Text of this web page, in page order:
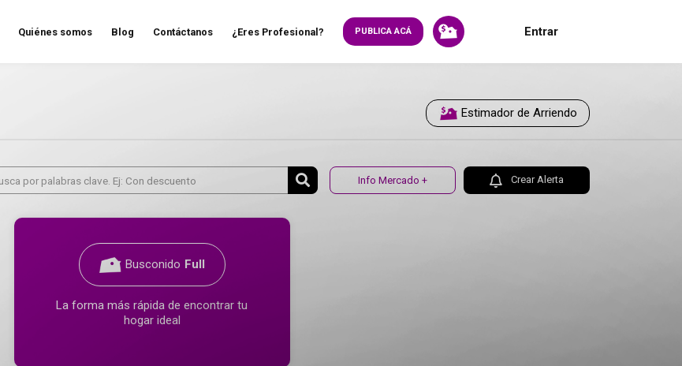
Quiénes somos Blog Contáctanos ¿Eres Profesional? PUBLICA ACÁ Entrar
Estimador de Arriendo
Info Mercado + Crear Alerta
Busconido Full
La forma más rápida de encontrar tu
hogar ideal